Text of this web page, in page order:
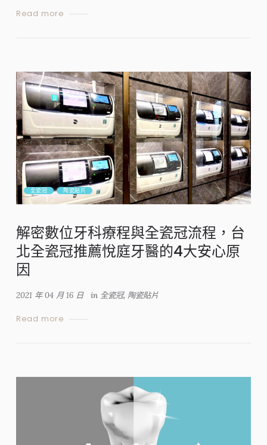
Read more
全瓷冠 陶瓷貼片
解密數位牙科療程與全瓷冠流程，台
北全瓷冠推薦悅庭牙醫的4大安心原
因
2021 年 04 月 16 日 in 全瓷冠, 陶瓷貼片
Read more